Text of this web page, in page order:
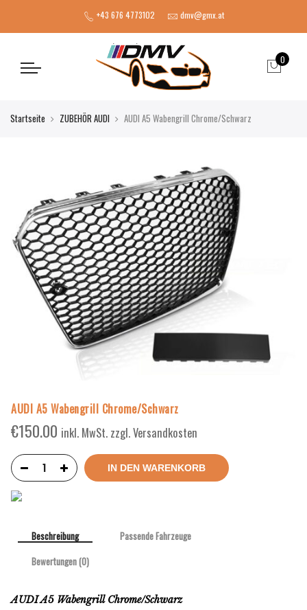
+43 676 4773102 dmv@gmx.at
0
Startseite ZUBEHÖR AUDI AUDI A5 Wabengrill Chrome/Schwarz
AUDI A5 Wabengrill Chrome/Schwarz
€150.00 inkl. MwSt. zzgl. Versandkosten
IN DEN WARENKORB
Beschreibung
Passende Fahrzeuge
Bewertungen (0)
AUDI A5 Wabengrill Chrome/Schwarz